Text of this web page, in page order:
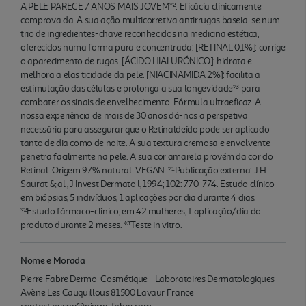
A PELE PARECE 7 ANOS MAIS JOVEM*². Eficácia clinicamente
comprova da. A sua ação multicorretiva antirrugas baseia-se num
trio de ingredientes-chave reconhecidos na medicina estética,
oferecidos numa forma pura e concentrada: [RETINAL 0,1%]: corrige
o aparecimento de rugas. [ÁCIDO HIALURÓNICO]: hidrata e
melhora a elas ticidade da pele. [NIACINAMIDA 2%]: facilita a
estimulação das células e prolonga a sua longevidade*³ para
combater os sinais de envelhecimento. Fórmula ultraeficaz. A
nossa experiência de mais de 30 anos dá-nos a perspetiva
necessária para assegurar que o Retinaldeído pode ser aplicado
tanto de dia como de noite. A sua textura cremosa e envolvente
penetra facilmente na pele. A sua cor amarela provém da cor do
Retinal. Origem 97% natural. VEGAN. *¹Publicação externa: J.H.
Saurat & al., J Invest Dermato l, 1994; 102: 770-774. Estudo clínico
em biópsias, 5 indivíduos, 1 aplicações por dia durante 4 dias.
*²Estudo fármaco-clínico, em 42 mulheres, 1 aplicação/dia do
produto durante 2 meses. *³Teste in vitro.
Nome e Morada
Pierre Fabre Dermo-Cosmétique - Laboratoires Dermatologiques
Avène Les Cauquillous 81500 Lavaur France